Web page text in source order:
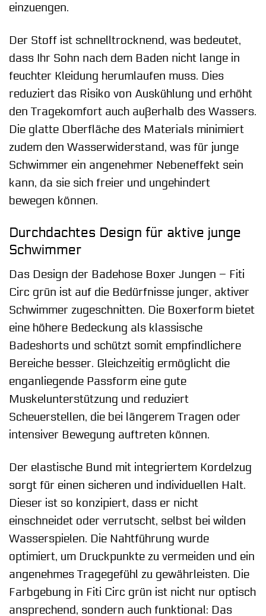
einzuengen.
Der Stoff ist schnelltrocknend, was bedeutet,
dass Ihr Sohn nach dem Baden nicht lange in
feuchter Kleidung herumlaufen muss. Dies
reduziert das Risiko von Auskühlung und erhöht
den Tragekomfort auch außerhalb des Wassers.
Die glatte Oberfläche des Materials minimiert
zudem den Wasserwiderstand, was für junge
Schwimmer ein angenehmer Nebeneffekt sein
kann, da sie sich freier und ungehindert
bewegen können.
Durchdachtes Design für aktive junge
Schwimmer
Das Design der Badehose Boxer Jungen – Fiti
Circ grün ist auf die Bedürfnisse junger, aktiver
Schwimmer zugeschnitten. Die Boxerform bietet
eine höhere Bedeckung als klassische
Badeshorts und schützt somit empfindlichere
Bereiche besser. Gleichzeitig ermöglicht die
enganliegende Passform eine gute
Muskelunterstützung und reduziert
Scheuerstellen, die bei längerem Tragen oder
intensiver Bewegung auftreten können.
Der elastische Bund mit integriertem Kordelzug
sorgt für einen sicheren und individuellen Halt.
Dieser ist so konzipiert, dass er nicht
einschneidet oder verrutscht, selbst bei wilden
Wasserspielen. Die Nahtführung wurde
optimiert, um Druckpunkte zu vermeiden und ein
angenehmes Tragegefühl zu gewährleisten. Die
Farbgebung in Fiti Circ grün ist nicht nur optisch
ansprechend, sondern auch funktional: Das